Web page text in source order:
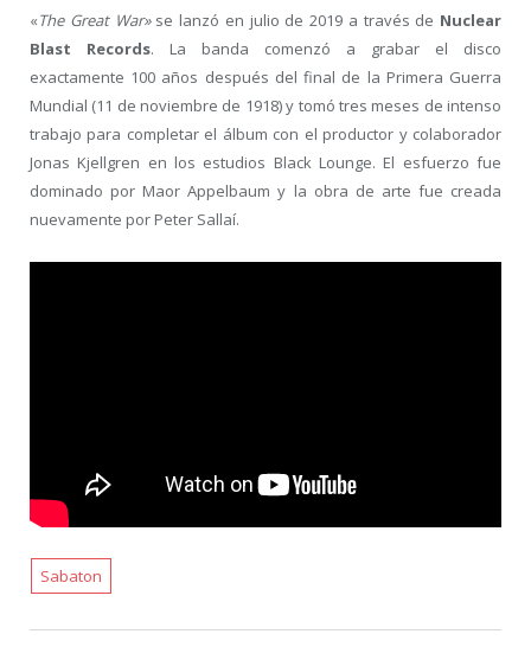
«The Great War»se lanzó en julio de 2019 a través de Nuclear
Blast Records. La banda comenzó a grabar el disco
exactamente 100 años después del final de la Primera Guerra
Mundial (11 de noviembre de 1918) y tomó tres meses de intenso
trabajo para completar el álbum con el productor y colaborador
Jonas Kjellgren en los estudios Black Lounge. El esfuerzo fue
dominado por Maor Appelbaum y la obra de arte fue creada
nuevamente por Peter Sallaí.
Sabaton